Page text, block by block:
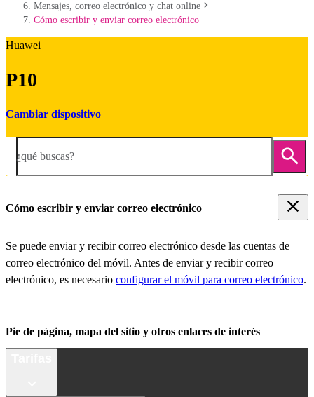
Mensajes, correo electrónico y chat online
Cómo escribir y enviar correo electrónico
Huawei
P10
Cambiar dispositivo
¿qué buscas?
Cómo escribir y enviar correo electrónico
Se puede enviar y recibir correo electrónico desde las cuentas de
correo electrónico del móvil. Antes de enviar y recibir correo
electrónico, es necesario configurar el móvil para correo electrónico.
Pie de página, mapa del sitio y otros enlaces de interés